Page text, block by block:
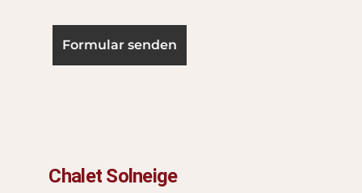
Chalet Solneige